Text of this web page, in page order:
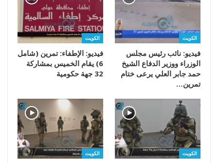
الكويت
فيديو: نائب رئيس مجلس
الوزراء ووزير الدفاع الشيخ
حمد جابر العلي يرعى ختام
تمرين…
الكويت
فيديو: الإطفاء: تمرين (شامل
6) يقام الخميس بمشاركة
32 جهة حكومية
الكويت الكويت